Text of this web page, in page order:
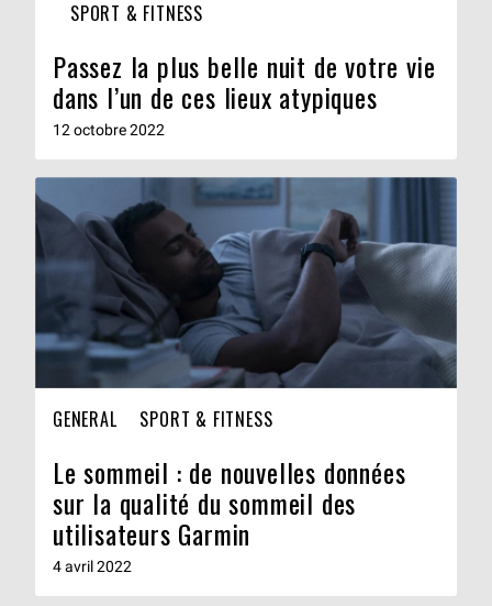
SPORT & FITNESS
Passez la plus belle nuit de votre vie
dans l’un de ces lieux atypiques
12 octobre 2022
GENERAL SPORT & FITNESS
Le sommeil : de nouvelles données
sur la qualité du sommeil des
utilisateurs Garmin
4 avril 2022